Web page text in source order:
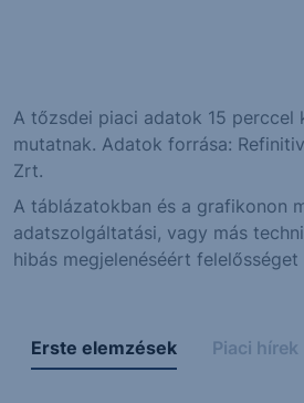
A tőzsdei piaci adatok 15
mutatnak. Adatok forrása:
Zrt.
A táblázatokban és a grafikonon
adatszolgáltatási, vagy más
hibás megjelenéséért felelősséget
Erste elemzések Piaci hírek